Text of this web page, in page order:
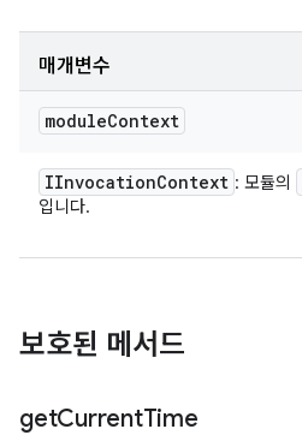
매개변수
moduleContext
IInvocationContext : 모듈의
입니다.
보호된 메서드
getCurrentTime